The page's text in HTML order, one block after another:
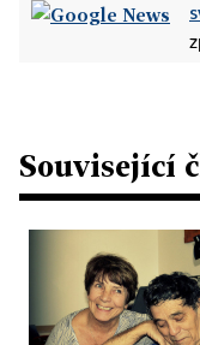
Související